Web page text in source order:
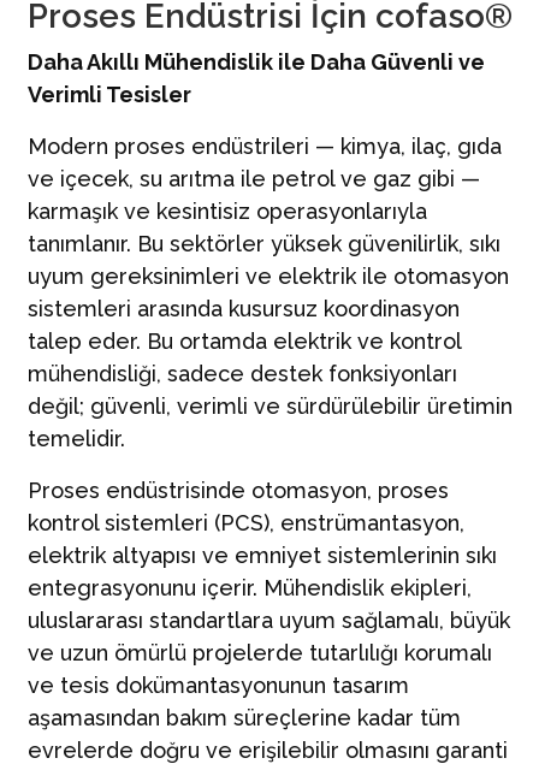
İletişim
Türkçe | TR
Proses Endüstrisi İçin cofaso®
Daha Akıllı Mühendislik ile Daha Güvenli ve
Verimli Tesisler
Modern proses endüstrileri — kimya, ilaç, gıda
ve içecek, su arıtma ile petrol ve gaz gibi —
karmaşık ve kesintisiz operasyonlarıyla
tanımlanır. Bu sektörler yüksek güvenilirlik, sıkı
uyum gereksinimleri ve elektrik ile otomasyon
sistemleri arasında kusursuz koordinasyon
talep eder. Bu ortamda elektrik ve kontrol
mühendisliği, sadece destek fonksiyonları
değil; güvenli, verimli ve sürdürülebilir üretimin
temelidir.
Proses endüstrisinde otomasyon, proses
kontrol sistemleri (PCS), enstrümantasyon,
elektrik altyapısı ve emniyet sistemlerinin sıkı
entegrasyonunu içerir. Mühendislik ekipleri,
uluslararası standartlara uyum sağlamalı, büyük
ve uzun ömürlü projelerde tutarlılığı korumalı
ve tesis dokümantasyonunun tasarım
aşamasından bakım süreçlerine kadar tüm
evrelerde doğru ve erişilebilir olmasını garanti